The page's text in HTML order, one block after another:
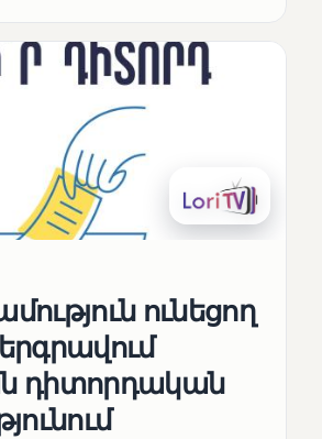
ունեցող
դիտորդական